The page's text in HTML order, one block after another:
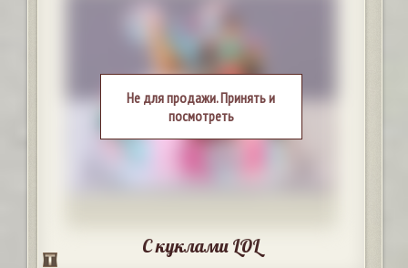
Не для продажи. Принять и
посмотреть
С куклами LOL